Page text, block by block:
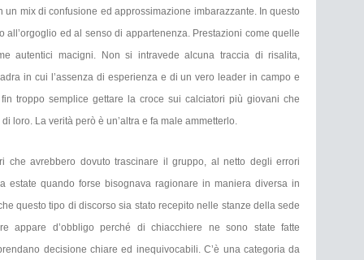
mix di confusione ed approssimazione imbarazzante. In questo
ed al senso di appartenenza. Prestazioni come quelle
autentici macigni. Non si intravede alcuna traccia di risalita,
in cui l’assenza di esperienza e di un vero leader in campo e
troppo semplice gettare la croce sui calciatori più giovani che
loro. La verità però è un’altra e fa male ammetterlo.
che avrebbero dovuto trascinare il gruppo, al netto degli errori
estate quando forse bisognava ragionare in maniera diversa in
questo tipo di discorso sia stato recepito nelle stanze della sede
appare d’obbligo perché di chiacchiere ne sono state fatte
decisione chiare ed inequivocabili. C’è una categoria da